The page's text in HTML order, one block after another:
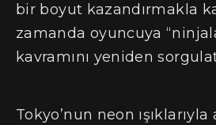
bir boyut kazandırmakla
zamanda oyuncuya
kavramını yeniden
Tokyo’nun neon ışıklarıyla